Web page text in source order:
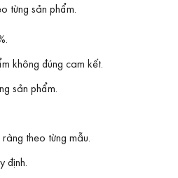
từng sản phẩm.
không đúng cam kết.
sản phẩm.
theo từng mẫu.
định.